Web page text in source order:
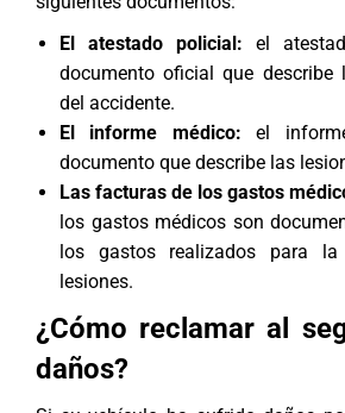
El atestado policial: el
documento oficial que describe
del accidente.
El informe médico: el
documento que describe las
Las facturas de los gastos
los gastos médicos son
los gastos realizados para
lesiones.
¿Cómo reclamar al
daños?